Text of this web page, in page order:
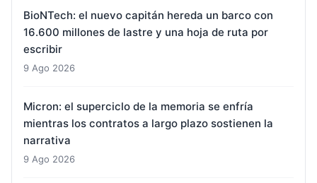
BioNTech: el nuevo capitán hereda un barco con
16.600 millones de lastre y una hoja de ruta por
escribir
9 Ago 2026
Micron: el superciclo de la memoria se enfría
mientras los contratos a largo plazo sostienen la
narrativa
9 Ago 2026